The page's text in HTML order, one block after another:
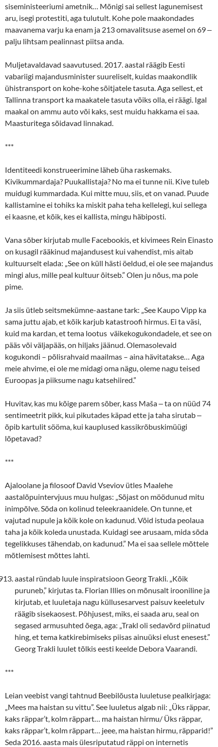
siseministeeriumi ametnik… Mõnigi sai sellest lagunemisest
aru, isegi protestiti, aga tulutult. Kohe pole maakondades
maavanema varju ka enam ja 213 omavalitsuse asemel on 69 ‒
palju lihtsam pealinnast piitsa anda.
Muljetavaldavad saavutused. 2017. aastal räägib Eesti
vabariigi majandusminister suureliselt, kuidas maakondlik
ühistransport on kohe-kohe sõitjatele tasuta. Aga sellest, et
Tallinna transport ka maakatele tasuta võiks olla, ei räägi. Igal
maakal on ammu auto või kaks, sest muidu hakkama ei saa.
Maasturitega sõidavad linnakad.
***
Identiteedi konstrueerimine läheb üha raskemaks.
Kivikummardaja? Puukallistaja? No ma ei tunne nii. Kive tuleb
muidugi kummardada. Kui mitte muu, siis, et on vanad. Puude
kallistamine ei tohiks ka miskit paha teha kellelegi, kui sellega
ei kaasne, et kõik, kes ei kallista, mingu häbiposti.
Vana sõber kirjutab mulle Facebookis, et kivimees Rein Einasto
on kusagil rääkinud majandusest kui vahendist, mis aitab
kultuurselt elada: „See on küll hästi öeldud, ei ole see majandus
mingi alus, mille peal kultuur õitseb.” Olen ju nõus, ma pole
pime.
Ja siis ütleb seitsmekümne-aastane tark: „See Kaupo Vipp ka
sama juttu ajab, et kõik karjub katastroofi hirmus. Ei ta väsi,
kuid ma kardan, et tema lootus väikekogukondadele, et see on
pääs või väljapääs, on hiljaks jäänud. Olemasolevaid
kogukondi – põlisrahvaid maailmas – aina hävitatakse… Aga
meie ahvime, ei ole me midagi oma nägu, oleme nagu teised
Euroopas ja piiksume nagu katsehiired.”
Huvitav, kas mu kõige parem sõber, kass Maša ‒ ta on nüüd 74
sentimeetrit pikk, kui pikutades käpad ette ja taha sirutab ‒
õpib kartulit sööma, kui kauplused kassikrõbuskimüügi
lõpetavad?
***
Ajaloolane ja filosoof David Vseviov ütles Maalehe
aastalõpuintervjuus muu hulgas: „Sõjast on möödunud mitu
inimpõlve. Sõda on kolinud teleekraanidele. On tunne, et
vajutad nupule ja kõik kole on kadunud. Võid istuda peolaua
taha ja kõik koleda unustada. Kuidagi see arusaam, mida sõda
tegelikkuses tähendab, on kadunud.” Ma ei saa sellele mõttele
mõtlemisest mõttes lahti.
aastal ründab luule inspiratsioon Georg Trakli. „Kõik
puruneb,” kirjutas ta. Florian Illies on mõnusalt irooniline ja
kirjutab, et luuletaja nagu küllusesarvest paisuv keeletulv
räägib sisekaosest. Põhjusest, miks, ei saada aru, seal on
segased armusuhted õega, aga: „Trakl oli sedavõrd piinatud
hing, et tema katkirebimiseks piisas ainuüksi elust enesest.”
Georg Trakli luulet tõlkis eesti keelde Debora Vaarandi.
***
Leian veebist vangi tahtnud Beebilõusta luuletuse pealkirjaga:
„Mees ma haistan su vittu”. See luuletus algab nii: „Üks räppar,
kaks räppar’t, kolm räppart… ma haistan hirmu/ Üks räppar,
kaks räppar’t, kolm räppart… jeee, ma haistan hirmu, räpparid!”
Seda 2016. aasta mais ülesriputatud räppi on internetis